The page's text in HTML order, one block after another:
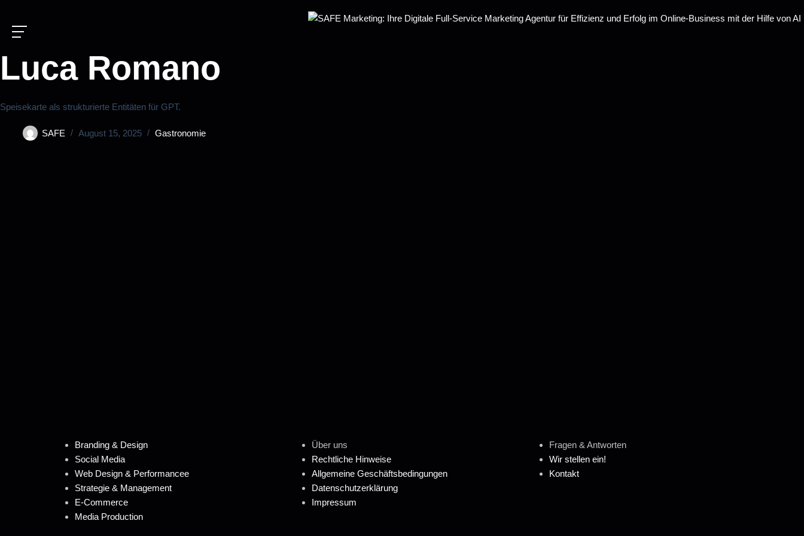
Luca Romano
Speisekarte als strukturierte Entitäten für GPT.
SAFE August 15, 2025 Gastronomie
Branding & Design
Social Media
Web Design & Performancee
Strategie & Management
E-Commerce
Media Production
Über uns
Rechtliche Hinweise
Allgemeine Geschäftsbedingungen
Datenschutzerklärung
Impressum
Fragen & Antworten
Wir stellen ein!
Kontakt